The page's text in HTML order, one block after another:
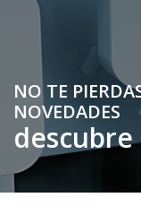
NO TE
NOVEDADES